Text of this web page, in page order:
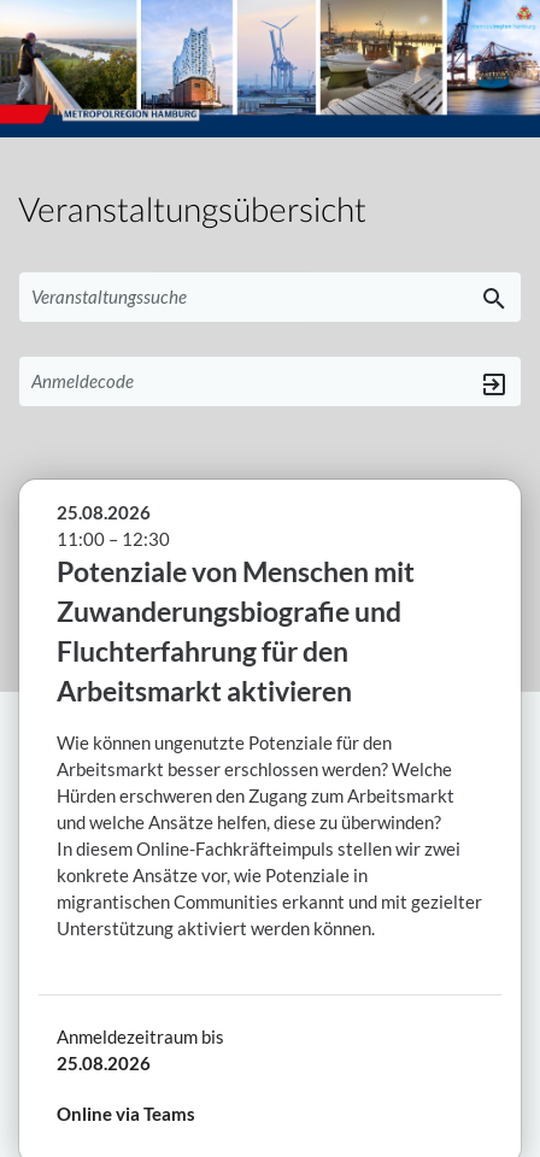
Veranstaltungsübersicht
Veranstaltungssuche
Anmeldecode
25.08.2026
11:00 – 12:30
Potenziale von Menschen mit
Zuwanderungsbiografie und
Fluchterfahrung für den
Arbeitsmarkt aktivieren
Wie können ungenutzte Potenziale für den
Arbeitsmarkt besser erschlossen werden? Welche
Hürden erschweren den Zugang zum Arbeitsmarkt
und welche Ansätze helfen, diese zu überwinden?
In diesem Online-Fachkräfteimpuls stellen wir zwei
konkrete Ansätze vor, wie Potenziale in
migrantischen Communities erkannt und mit gezielter
Unterstützung aktiviert werden können.
Anmeldezeitraum bis
25.08.2026
Online via Teams